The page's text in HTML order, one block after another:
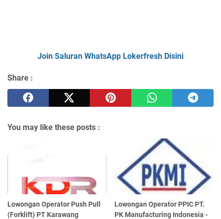
Join Saluran WhatsApp Lokerfresh Disini
Share :
You may like these posts :
Lowongan Operator Push Pull
(Forklift) PT Karawang
Lowongan Operator PPIC PT.
PK Manufacturing Indonesia -